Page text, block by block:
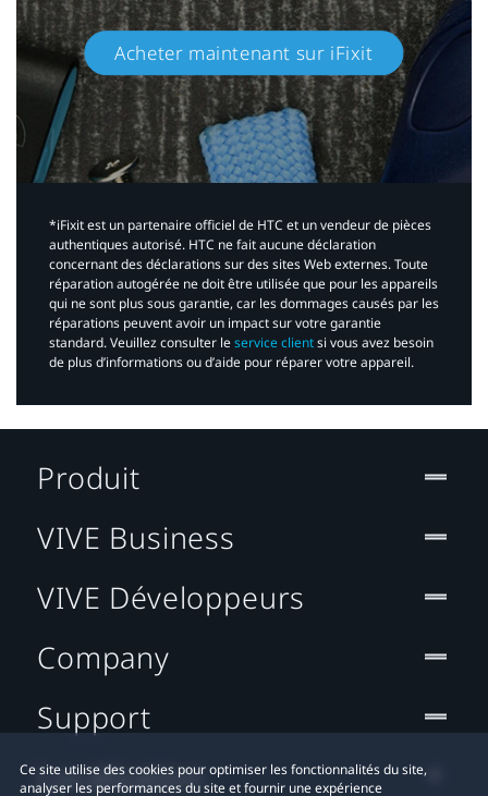
Acheter maintenant sur iFixit​
*iFixit est un partenaire officiel de HTC et un vendeur de pièces
authentiques autorisé. HTC ne fait aucune déclaration
concernant des déclarations sur des sites Web externes. Toute
réparation autogérée ne doit être utilisée que pour les appareils
qui ne sont plus sous garantie, car les dommages causés par les
réparations peuvent avoir un impact sur votre garantie
standard. Veuillez consulter leservice clientsi vous avez besoin
de plus d’informations ou d’aide pour réparer votre appareil.​
Ce site utilise des cookies pour optimiser les fonctionnalités du site,
analyser les performances du site et fournir une expérience
Produit
VIVE Business
VIVE Développeurs
Company
Support
Localisation